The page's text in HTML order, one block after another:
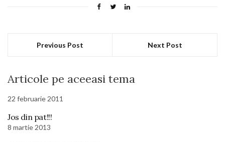
Previous Post Next Post
Articole pe aceeasi tema
22 februarie 2011
Jos din pat!!!
8 martie 2013